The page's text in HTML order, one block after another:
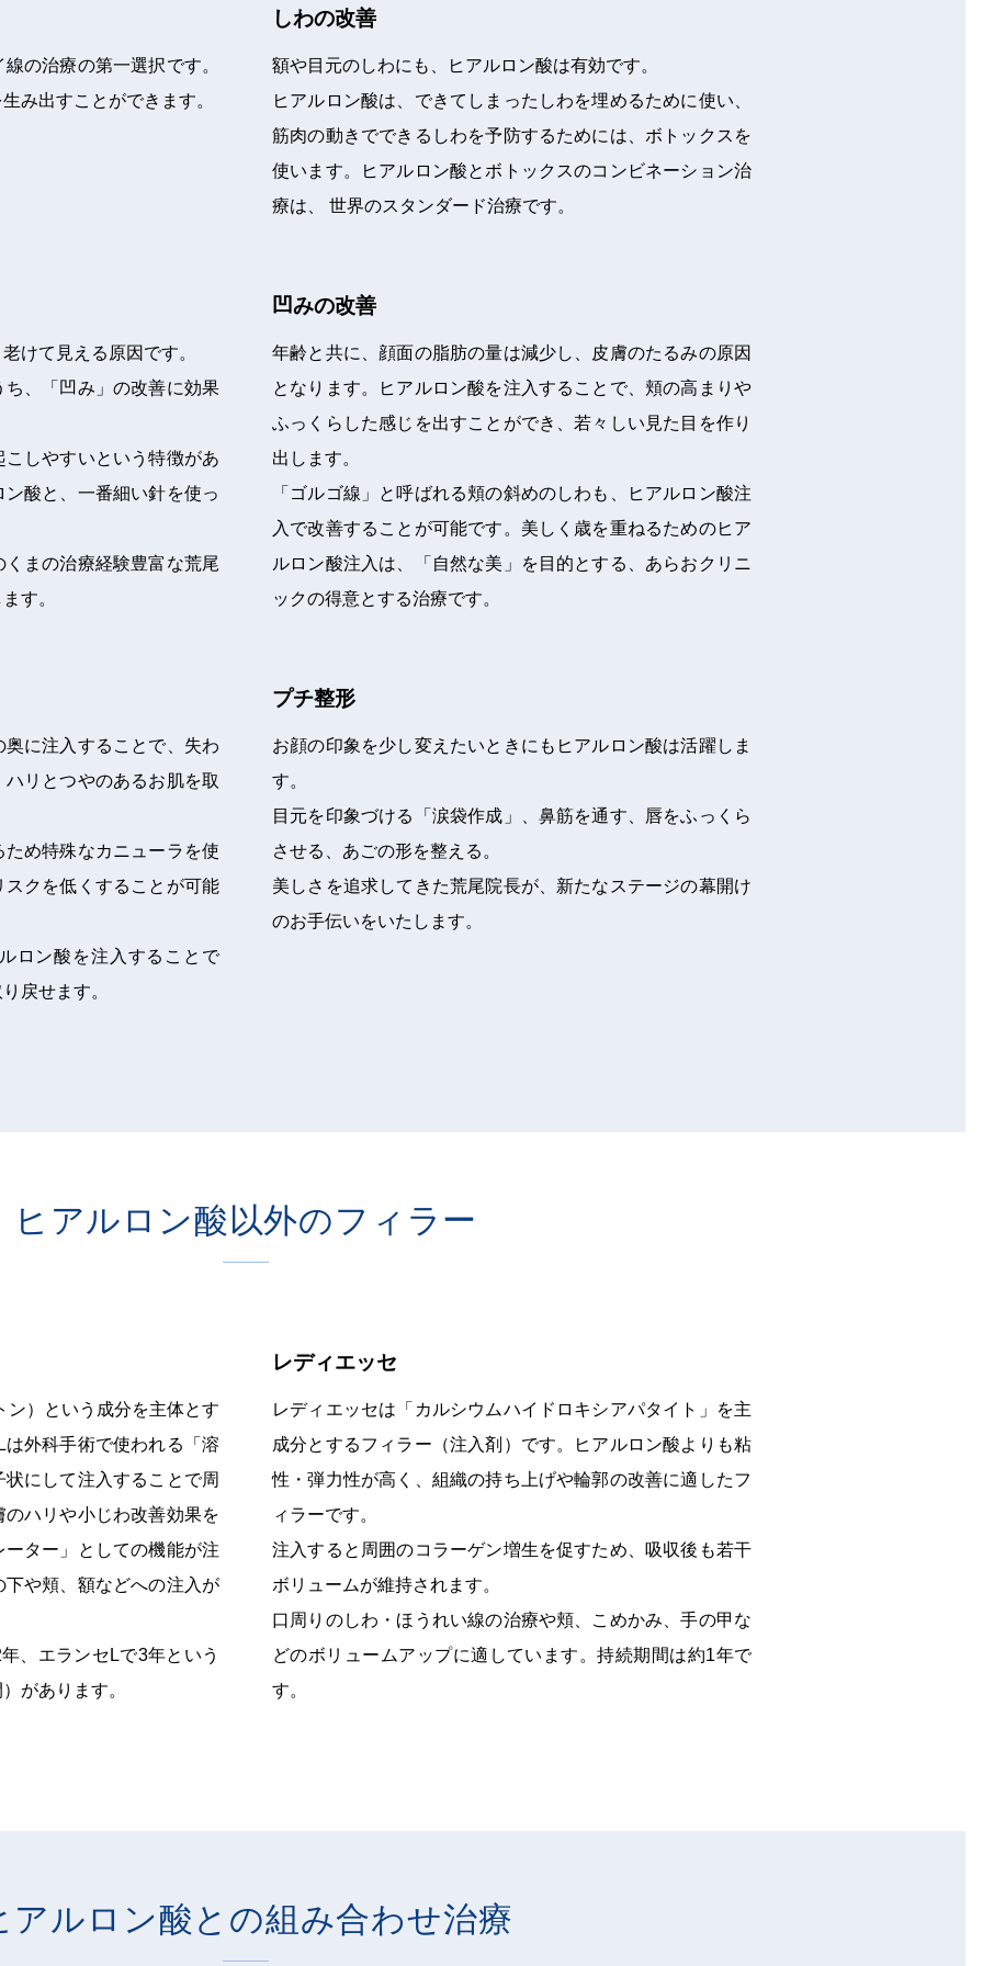
の治療の第一選択です。
み出すことができます。
しわの改善
額や目元のしわにも、ヒアルロン酸は有効です。
ヒアルロン酸は、できてしまったしわを埋めるために使い、
筋肉の動きでできるしわを予防するためには、ボトックスを
使います。ヒアルロン酸とボトックスのコンビネーション治
療は、 世界のスタンダード治療です。
けて見える原因です。
、「凹み」の改善に効果
しやすいという特徴があ
酸と、一番細い針を使っ
まの治療経験豊富な荒尾
す。
凹みの改善
年齢と共に、顔面の脂肪の量は減少し、皮膚のたるみの原因
となります。ヒアルロン酸を注入することで、頬の高まりや
ふっくらした感じを出すことができ、若々しい見た目を作り
出します。
「ゴルゴ線」と呼ばれる頬の斜めのしわも、ヒアルロン酸注
入で改善することが可能です。美しく歳を重ねるためのヒア
ルロン酸注入は、「自然な美」を目的とする、あらおクリニ
ックの得意とする治療です。
に注入することで、失わ
リとつやのあるお肌を取
め特殊なカニューラを使
クを低くすることが可能
ロン酸を注入することで
戻せます。
プチ整形
お顔の印象を少し変えたいときにもヒアルロン酸は活躍しま
す。
目元を印象づける「涙袋作成」、鼻筋を通す、唇をふっくら
させる、あごの形を整える。
美しさを追求してきた荒尾院長が、新たなステージの幕開け
のお手伝いをいたします。
ヒアルロン酸以外のフィラー
ン）という成分を主体とす
外科手術で使われる「溶
にして注入することで周
ハリや小じわ改善効果を
ター」としての機能が注
や頬、額などへの注入が
、エランセLで3年という
があります。
レディエッセ
レディエッセは「カルシウムハイドロキシアパタイト」を主
成分とするフィラー（注入剤）です。ヒアルロン酸よりも粘
性・弾力性が高く、組織の持ち上げや輪郭の改善に適したフ
ィラーです。
注入すると周囲のコラーゲン増生を促すため、吸収後も若干
ボリュームが維持されます。
口周りのしわ・ほうれい線の治療や頬、こめかみ、手の甲な
どのボリュームアップに適しています。持続期間は約1年で
す。
アルロン酸との組み合わせ治療